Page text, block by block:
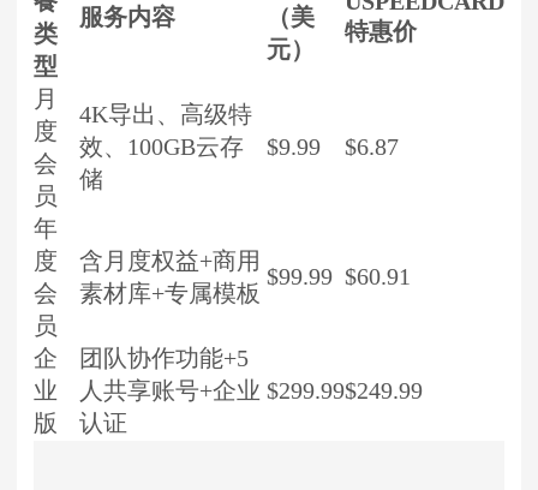
类
型
服务内容
（美
元）
特惠价
月
度
会
员
4K导出、高级特
效、100GB云存
储
$9.99 $6.87
年
度
会
员
含月度权益+商用
素材库+专属模板
$99.99 $60.91
企
业
版
团队协作功能+5
人共享账号+企业
认证
$299.99$249.99